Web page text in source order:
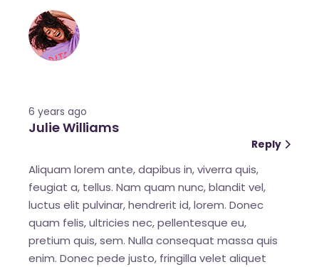
6 years ago
Julie Williams
Reply
Aliquam lorem ante, dapibus in, viverra quis,
feugiat a, tellus. Nam quam nunc, blandit vel,
luctus elit pulvinar, hendrerit id, lorem. Donec
quam felis, ultricies nec, pellentesque eu,
pretium quis, sem. Nulla consequat massa quis
enim. Donec pede justo, fringilla velet aliquet